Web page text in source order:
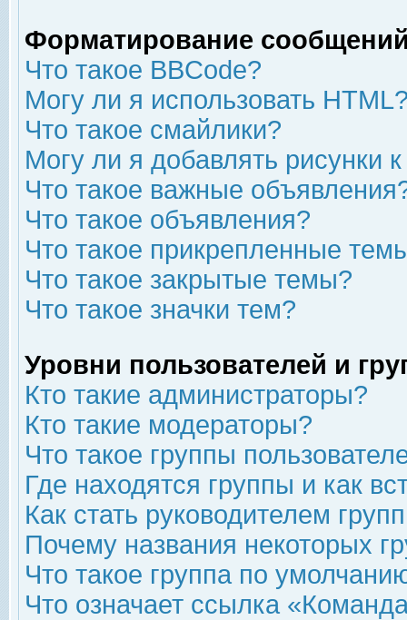
Форматирование
Что такое BBCode?
Могу ли я использовать
Что такое смайлики?
Могу ли я добавлять рисунки
Что такое важные
Что такое объявления?
Что такое прикрепленные
Что такое закрытые темы?
Что такое значки тем?
Уровни пользователей и
Кто такие администраторы?
Кто такие модераторы?
Что такое группы
Где находятся группы и как
Как стать руководителем
Почему названия некоторых
Что такое группа по
Что означает ссылка